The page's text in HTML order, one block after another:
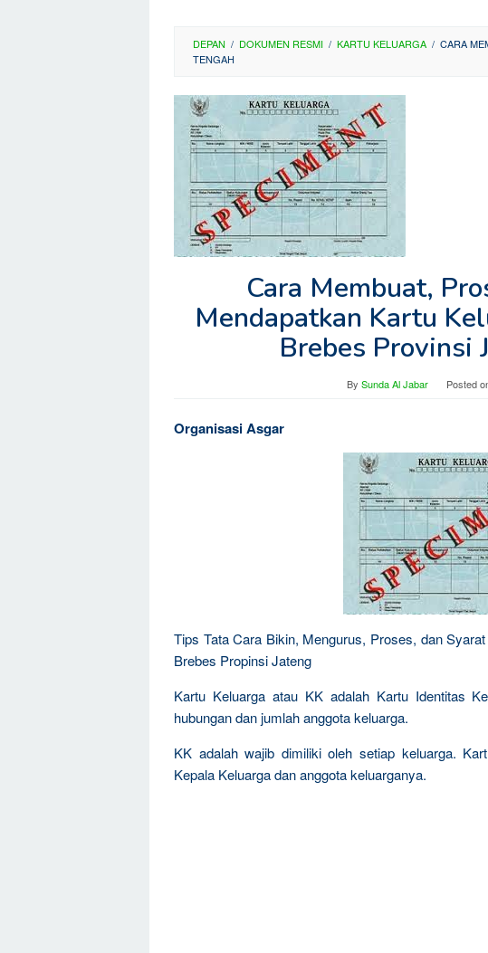
DEPAN / DOKUMEN RESMI / KARTU KELUARGA / CARA
TENGAH
Cara Membuat,
Mendapatkan Kartu
Brebes Provinsi
By Sunda Al Jabar Posted
Organisasi Asgar
Tips Tata Cara Bikin, Mengurus, Proses, dan
Brebes Propinsi Jateng
Kartu Keluarga atau KK adalah Kartu Identitas
hubungan dan jumlah anggota keluarga.
KK adalah wajib dimiliki oleh setiap keluarga.
Kepala Keluarga dan anggota keluarganya.